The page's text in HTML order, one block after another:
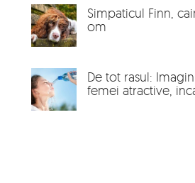
Simpaticul Finn,
om
De tot rasul:
femei atractive,